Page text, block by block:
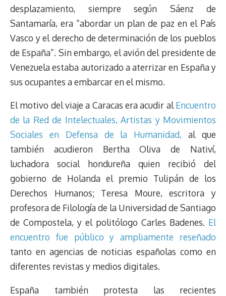
desplazamiento, siempre según Sáenz de
Santamaría, era “abordar un plan de paz en el País
Vasco y el derecho de determinación de los pueblos
de España”. Sin embargo, el avión del presidente de
Venezuela estaba autorizado a aterrizar en España y
sus ocupantes a embarcar en el mismo.
El motivo del viaje a Caracas era acudir alEncuentro
de la Red de Intelectuales, Artistas y Movimientos
Sociales en Defensa de la Humanidad, al que
también acudieron Bertha Oliva de Nativí,
luchadora social hondureña quien recibió del
gobierno de Holanda el premio Tulipán de los
Derechos Humanos; Teresa Moure, escritora y
profesora de Filología de la Universidad de Santiago
de Compostela, y el politólogo Carles Badenes. El
encuentro fue público y ampliamente reseñado
tanto en agencias de noticias españolas como en
diferentes revistas y medios digitales.
España también protesta las recientes